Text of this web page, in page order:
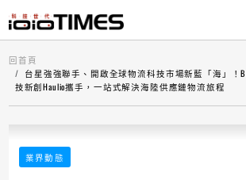
回首頁
台星強強聯手、開啟全球物流科技市場新藍「海」！
技新創Haulio攜手，一站式解決海陸供應鏈物流旅程
業界動態